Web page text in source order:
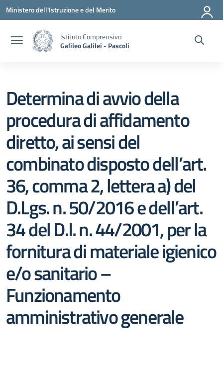
Vai ai contenuti
Vai al menu di navigazione
Vai al footer
Ministero dell'Istruzione e del Merito
Istituto Comprensivo
Galileo Galilei - Pascoli
Determina di avvio della
procedura di affidamento
diretto, ai sensi del
combinato disposto dell’art.
36, comma 2, lettera a) del
D.Lgs. n. 50/2016 e dell’art.
34 del D.I. n. 44/2001, per la
fornitura di materiale igienico
e/o sanitario –
Funzionamento
amministrativo generale